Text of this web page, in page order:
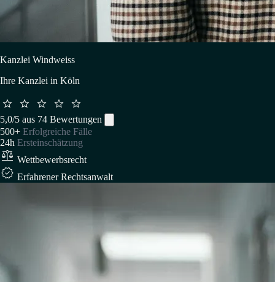
Kanzlei Windweiss
Ihre Kanzlei in Köln
    
5,0/5 aus 74 Bewertungen
500+ Erfolgreiche Fälle
24h Ersteinschätzung
 Wettbewerbsrecht
 Erfahrener Rechtsanwalt